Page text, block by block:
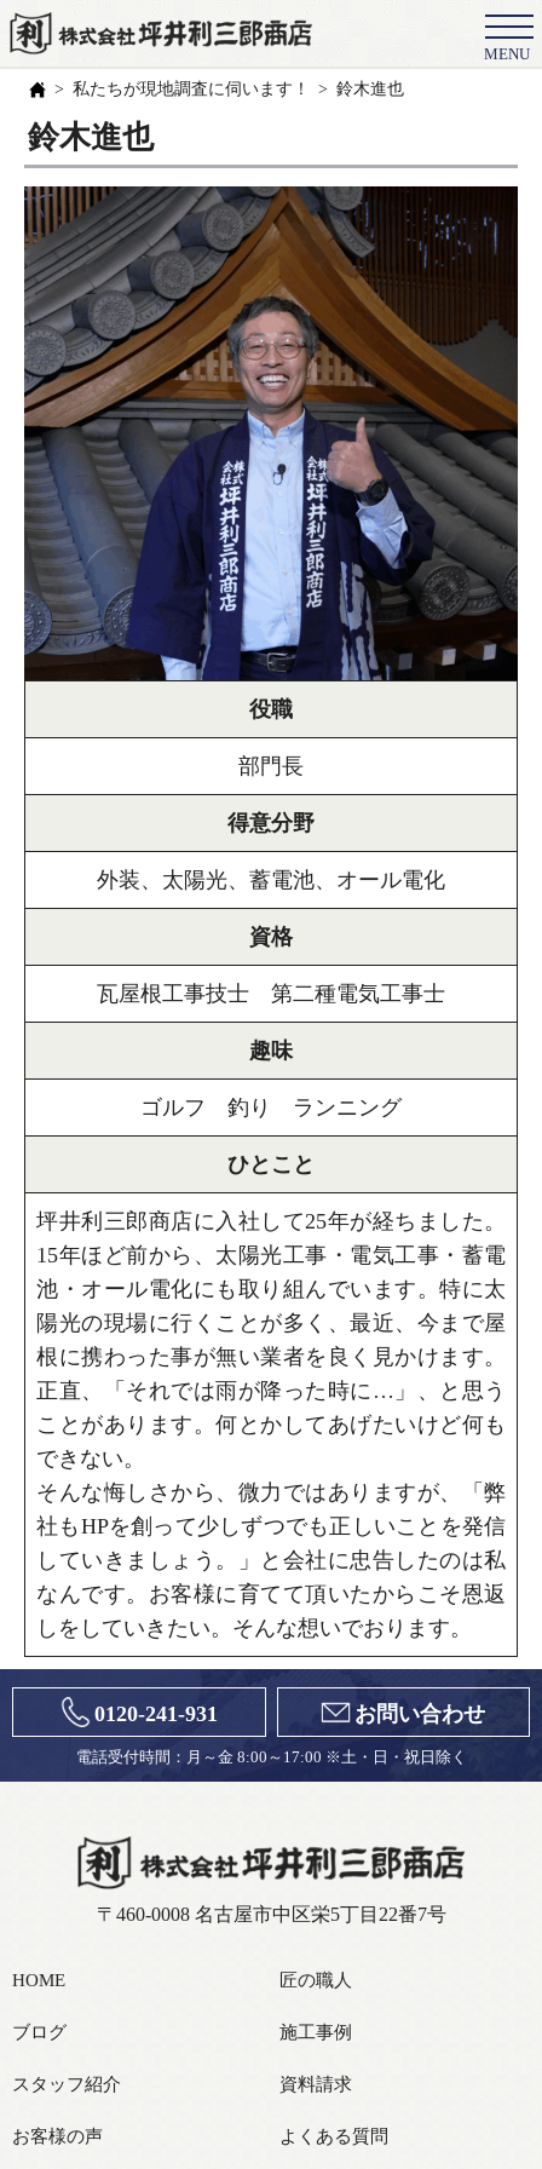
会社概要
選ばれる理由
施工事例
お客様の声
スタッフ
職人紹介
ブログ
よくある質問
豆知識
MENU
私たちが現地調査に伺います！ 鈴木進也
鈴木進也
役職
部門長
得意分野
外装、太陽光、蓄電池、オール電化
資格
瓦屋根工事技士 第二種電気工事士
趣味
ゴルフ 釣り ランニング
ひとこと
坪井利三郎商店に入社して25年が経ちました。
15年ほど前から、太陽光工事・電気工事・蓄電
池・オール電化にも取り組んでいます。特に太
陽光の現場に行くことが多く、最近、今まで屋
根に携わった事が無い業者を良く見かけます。
正直、「それでは雨が降った時に…」、と思う
ことがあります。何とかしてあげたいけど何も
できない。
そんな悔しさから、微力ではありますが、「弊
社もHPを創って少しずつでも正しいことを発信
していきましょう。」と会社に忠告したのは私
なんです。お客様に育てて頂いたからこそ恩返
しをしていきたい。そんな想いでおります。
0120-241-931 お問い合わせ
電話受付時間：月～金 8:00～17:00 ※土・日・祝日除く
〒460-0008 名古屋市中区栄5丁目22番7号
HOME 匠の職人
ブログ 施工事例
スタッフ紹介 資料請求
お客様の声 よくある質問